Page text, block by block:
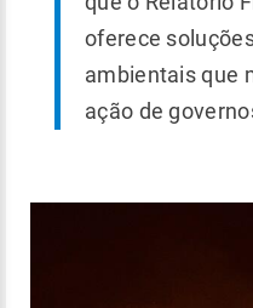
oferece
ambientais que
ação de